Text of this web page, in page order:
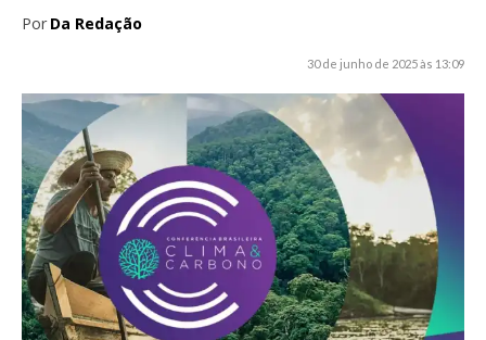
Por Da Redação
30 de junho de 2025 às 13:09